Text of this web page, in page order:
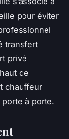
pour éviter
transfert
privé
de
chauffeur
à porte.